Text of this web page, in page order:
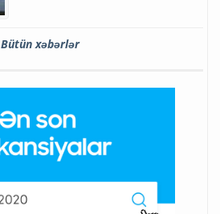
Bütün xəbərlər